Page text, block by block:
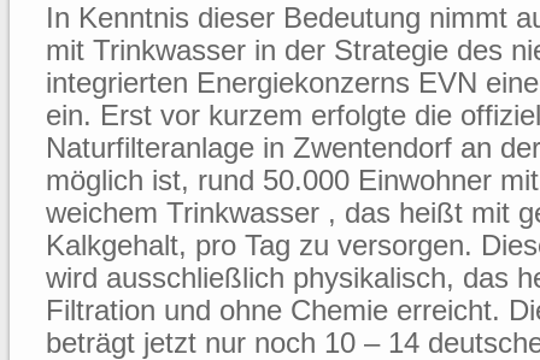
In Kenntnis dieser Bedeutung nimmt
mit Trinkwasser in der Strategie des
integrierten Energiekonzerns EVN
ein. Erst vor kurzem erfolgte die
Naturfilteranlage in Zwentendorf an
möglich ist, rund 50.000 Einwohner
weichem Trinkwasser , das heißt mit
Kalkgehalt, pro Tag zu versorgen.
wird ausschließlich physikalisch, das
Filtration und ohne Chemie erreicht.
beträgt jetzt nur noch 10 – 14